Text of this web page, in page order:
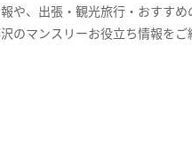
や、出張・観光旅行・おすす
のマンスリーお役立ち情報をご